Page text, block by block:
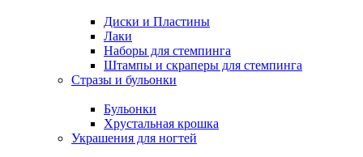
Диски и Пластины
Лаки
Наборы для стемпинга
Штампы и скраперы для стемпинга
Стразы и бульонки
Бульонки
Хрустальная крошка
Украшения для ногтей